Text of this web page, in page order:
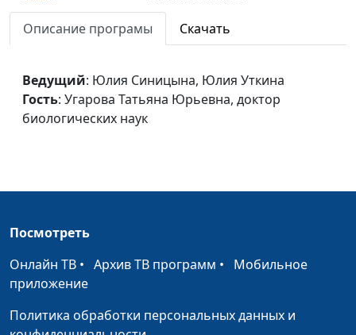
биологических наук
часть)
Юлия Синицына, Юлия
Юрьевна, доктор
биологических наук
#5
биологических наук
Начало творения
Юрьевна, доктор
Творение и
Юлия Синицына, Юлия
Описание програмы Скачать
Ведущий: Юлия Синицына, Юлия Уткина
Гость: Угарова Татьяна Юрьевна, доктор
биологических наук
Посмотреть
Онлайн ТВ • Архив ТВ программ • Мобильное
приложение
Политика обработки персональных данных и